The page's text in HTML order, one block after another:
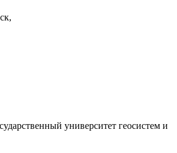
университет геосистем и